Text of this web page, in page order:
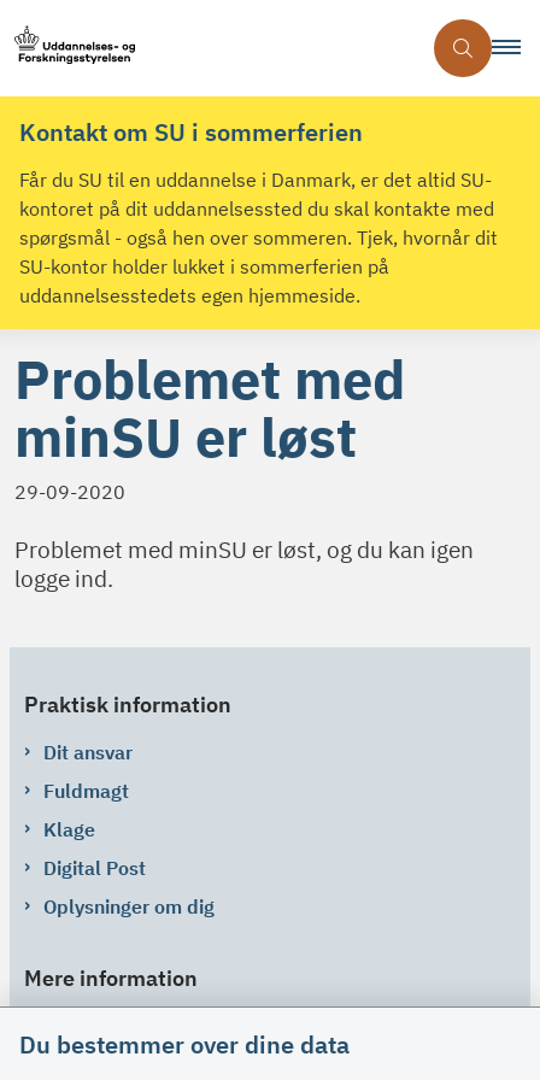
Kontakt om SU i sommerferien
Får du SU til en uddannelse i Danmark, er det altid SU-
kontoret på dit uddannelsessted du skal kontakte med
spørgsmål - også hen over sommeren. Tjek, hvornår dit
SU-kontor holder lukket i sommerferien på
uddannelsesstedets egen hjemmeside.
Problemet med
minSU er løst
29-09-2020
Problemet med minSU er løst, og du kan igen
logge ind.
Praktisk information
Dit ansvar
Fuldmagt
Klage
Digital Post
Oplysninger om dig
Mere information
Du bestemmer over dine data